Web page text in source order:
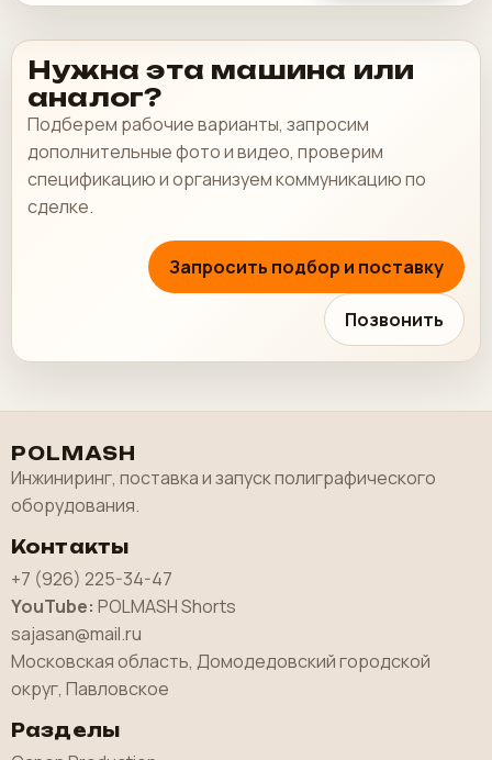
Нужна эта машина или
аналог?
Подберем рабочие варианты, запросим
дополнительные фото и видео, проверим
спецификацию и организуем коммуникацию по
сделке.
Запросить подбор и поставку
Позвонить
POLMASH
Инжиниринг, поставка и запуск полиграфического
оборудования.
Контакты
+7 (926) 225-34-47
YouTube: POLMASH Shorts
sajasan@mail.ru
Московская область, Домодедовский городской
округ, Павловское
Разделы